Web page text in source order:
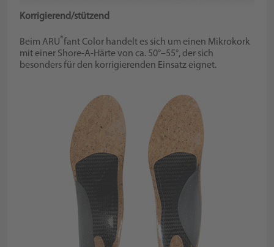
Korrigierend/stützend
Beim ARU®fant Color handelt es sich um einen Mikrokork
mit einer Shore-A-Härte von ca. 50°–55°, der sich
besonders für den korrigierenden Einsatz eignet.